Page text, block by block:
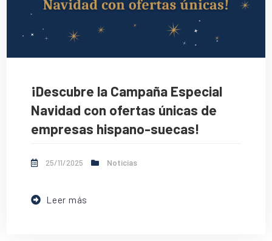
¡Descubre la Campaña Especial
Navidad con ofertas únicas de
empresas hispano-suecas!
25/11/2025 Noticias
Leer más